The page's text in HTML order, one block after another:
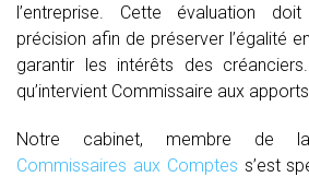
l’entreprise. Cette évaluation
précision afin de préserver l’égalité
garantir les intérêts des
qu’intervient Commissaire aux
Notre cabinet, membre de la
Commissaires aux Comptes s’est